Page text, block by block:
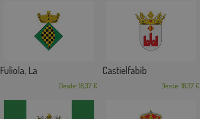
Fuliola, La
Desde: 18,37 €
Castielfabib
Desde: 18,37 €